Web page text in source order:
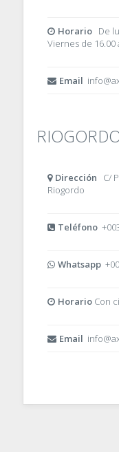
HorarioDe
Viernes de 16.00
Email
Dirección C/
Riogordo
Teléfono
Whatsapp
HorarioCon
Email